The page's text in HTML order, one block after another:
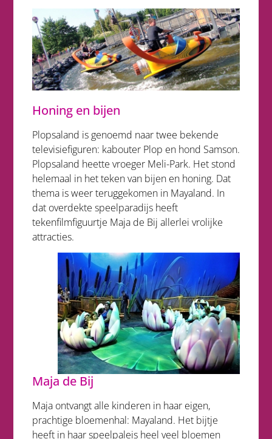
Honing en bijen
Plopsaland is genoemd naar twee bekende
televisiefiguren: kabouter Plop en hond Samson.
Plopsaland heette vroeger Meli-Park. Het stond
helemaal in het teken van bijen en honing. Dat
thema is weer teruggekomen in Mayaland. In
dat overdekte speelparadijs heeft
tekenfilmfiguurtje Maja de Bij allerlei vrolijke
attracties.
Maja de Bij
Maja ontvangt alle kinderen in haar eigen,
prachtige bloemenhal: Mayaland. Het bijtje
heeft in haar speelpaleis heel veel bloemen